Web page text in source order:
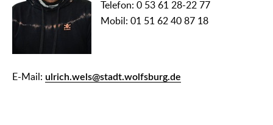
Telefon: 0 53 61 28-22 77
Mobil: 01 51 62 40 87 18
E-Mail: ulrich.wels@stadt.wolfsburg.de